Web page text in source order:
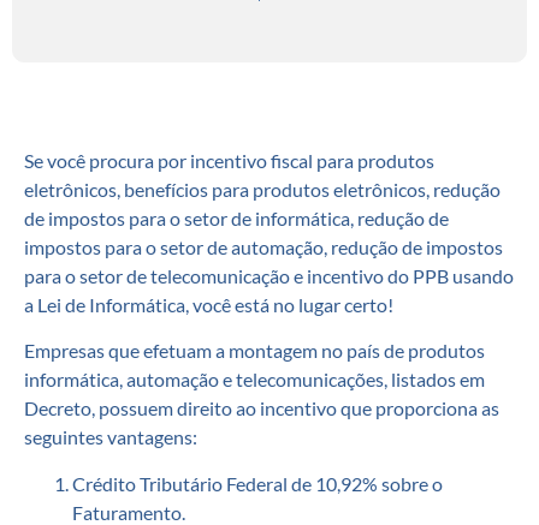
Se você procura por incentivo fiscal para produtos
eletrônicos, benefícios para produtos eletrônicos, redução
de impostos para o setor de informática, redução de
impostos para o setor de automação, redução de impostos
para o setor de telecomunicação e incentivo do PPB usando
a Lei de Informática, você está no lugar certo!
Empresas que efetuam a montagem no país de produtos
informática, automação e telecomunicações, listados em
Decreto, possuem direito ao incentivo que proporciona as
seguintes vantagens:
Crédito Tributário Federal de 10,92% sobre o
Faturamento.